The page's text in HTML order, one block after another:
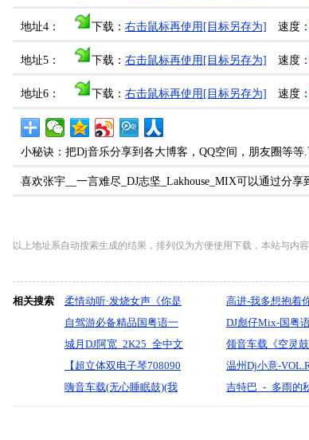
地址4： 下载： 右击鼠标再使用[目标另存为] 速度：
地址5： 下载： 右击鼠标再使用[目标另存为] 速度：
地址6： 下载： 右击鼠标再使用[目标另存为] 速度：
小秘诀：把Dj音乐分享到各大博客，QQ空间，朋友圈等等.
喜欢张宇__一言难尽_DJ志坚_Lakhouse_MIX可以通过分
以上地址系自动搜索生成的结果，排列仅为方便使用下载，本站与内
相关搜索
柔情动听·发烧女声《你是
我的传说》车载大碟-酷音
领域-dj贝奇mix
高进-我多想抱着
自驾游必备精品国粤语一
生海阔天空Q空灵鼓包房
DJ打碟套曲慢摇车载
CD1729(横州DJ98Mix)
DJ彪仔Mix-国粤
打造路边的花沉
凋落咚鼓串烧
城月DJ阿宽_2K25_全中文
国粤语electro_罗文_黄昏_
近期抖音热播热门流行慢
领音车载《空灵
块钱槟榔过来给
街里·我曾像个傻
【超立体双电子琴708090
年代精选经典】2025【DJ
温州Dj小意-
专辑.精制车载伤
嗨音车载(无心睡眠鼓)(我
吉特巴_-_多雨的